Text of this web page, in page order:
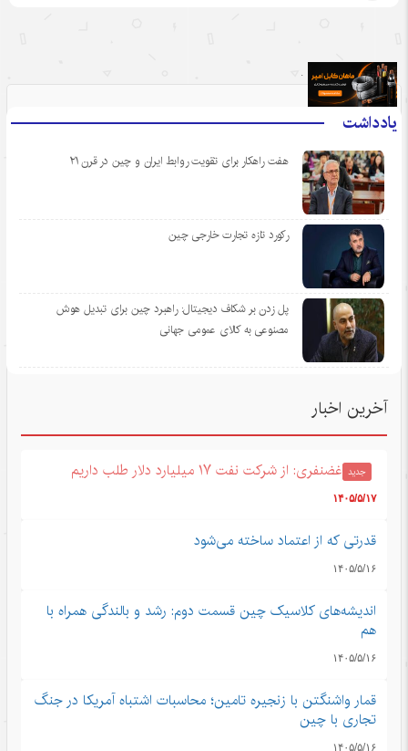
یادداشت
هفت راهکار برای تقویت روابط ایران و چین در قرن ۲۱
رکورد تازه تجارت خارجی چین
پل زدن بر شکاف دیجیتال: راهبرد چین برای تبدیل هوش
مصنوعی به کالای عمومی جهانی
.
آخرین اخبار
جدید غضنفری: از شرکت نفت ۱۷ میلیارد دلار طلب داریم
۱۴۰۵/۵/۱۷
قدرتی که از اعتماد ساخته می‌شود
۱۴۰۵/۵/۱۶
اندیشه‌های کلاسیک چین قسمت دوم: رشد و بالندگی همراه با
هم
۱۴۰۵/۵/۱۶
قمار واشنگتن با زنجیره تامین؛ محاسبات اشتباه آمریکا در جنگ
تجاری با چین
۱۴۰۵/۵/۱۶